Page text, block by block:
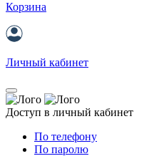
Корзина
Личный кабинет
Доступ в личный кабинет
По телефону
По паролю